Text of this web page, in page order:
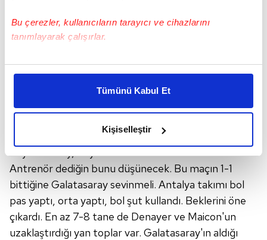
Bu çerezler, kullanıcıların tarayıcı ve cihazlarını
tanımlayarak çalışırlar.
Bu çerezlere izin vermeniz halinde sizlere özel
daha iyi reklam deneyimi yaşatabiliriz. Bunu yaparken
amacımızın size daha iyi bir reklam deneyimi sunmak
elimizden gelen çabayı gösterdiğimizi ve bu noktada,
kalemimiz olduğunu sizlere hatırlatmak isteriz.
Her halükârda, kullanıcılar, bu çerezlere izin vermedikleri
takdirde, kullanıcılara hedefli reklamlar
gösterilmeyecektir."
Tümünü Kabul Et
Kişiselleştir
Diego kucağına aldı Gomis'i, diğer stoper boş kaldı.
Sürekli aradı Antalyaspor. Bir antrenör Ndiaye-
gidemezsin ki... Yasin veya Sinan'ı alıp Rodrigues'e,
Gomis'e yardımcı bir tehdit soksaydın Antalya bu
kadar rahat gelemezdi. Golü yemek için bekledin,
bitmeyeceği. Kurtardı kurtaracaklarını ama futbol
böyle bir olay, böyle beklersen bir tane atarlar.
Antrenör dediğin bunu düşünecek. Bu maçın 1-1
bittiğine Galatasaray sevinmeli. Antalya takımı bol
pas yaptı, orta yaptı, bol şut kullandı. Beklerini öne
çıkardı. En az 7-8 tane de Denayer ve Maicon'un
uzaklaştırdığı yan toplar var. Galatasaray'ın aldığı